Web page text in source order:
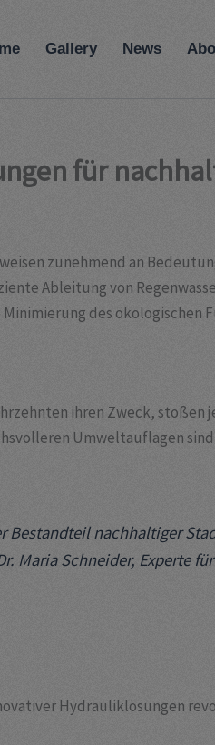
Gallery News
für
zunehmend an
Ableitung von
des ökologischen
ihren Zweck, stoßen
Umweltauflagen
Bestandteil nachhaltiger
Maria Schneider, Experte
Hydrauliklösungen